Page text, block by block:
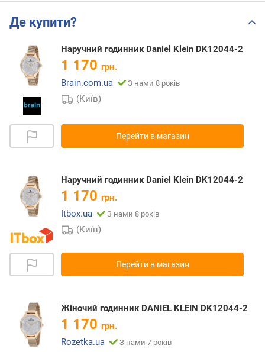
Де купити?
Наручний годинник Daniel Klein DK12044-2
1 170 грн.
Brain.com.ua
З нами 8 років
(Київ)
Перейти в магазин
Наручний годинник Daniel Klein DK12044-2
1 170 грн.
Itbox.ua
З нами 8 років
(Київ)
Перейти в магазин
Жіночий годинник DANIEL KLEIN DK12044-2
1 170 грн.
Rozetka.ua
З нами 7 років